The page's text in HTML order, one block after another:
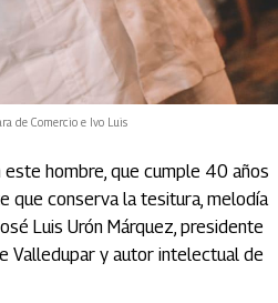
de Comercio e Ivo Luis
hombre, que cumple 40 años
que conserva la tesitura, melodía
Luis Urón Márquez, presidente
Valledupar y autor intelectual de